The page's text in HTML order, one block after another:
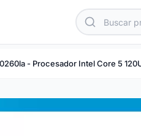
- Procesador Intel Core 5